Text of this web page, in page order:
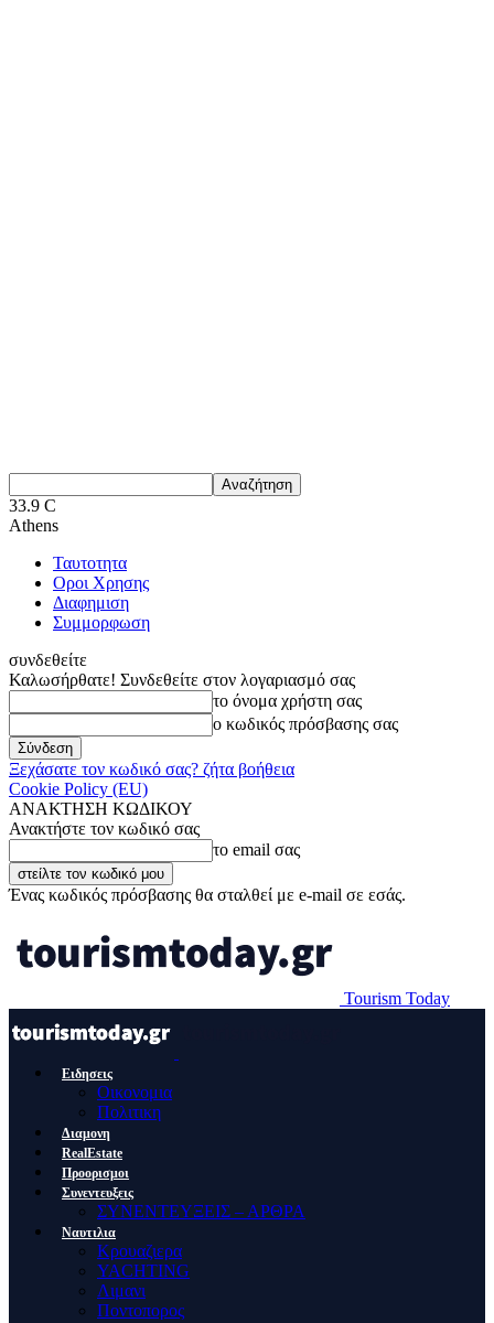
33.9 C
Athens
Ταυτοτητα
Οροι Χρησης
Διαφημιση
Συμμορφωση
συνδεθείτε
Καλωσήρθατε! Συνδεθείτε στον λογαριασμό σας
το όνομα χρήστη σας
ο κωδικός πρόσβασης σας
Ξεχάσατε τον κωδικό σας? ζήτα βοήθεια
Cookie Policy (EU)
ΑΝΑΚΤΗΣΗ ΚΩΔΙΚΟΥ
Ανακτήστε τον κωδικό σας
το email σας
Ένας κωδικός πρόσβασης θα σταλθεί με e-mail σε εσάς.
Tourism Today
Ειδησεις
Οικονομια
Πολιτικη
Διαμονη
RealEstate
Προορισμοι
Συνεντευξεις
ΣΥΝΕΝΤΕΥΞΕΙΣ – ΑΡΘΡΑ
Ναυτιλια
Κρουαζιερα
YACHTING
Λιμανι
Ποντοπορος